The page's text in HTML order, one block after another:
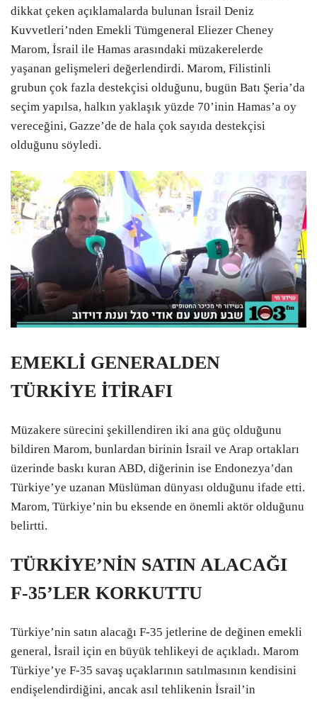
dikkat çeken açıklamalarda bulunan İsrail Deniz
Kuvvetleri’nden Emekli Tümgeneral Eliezer Cheney
Marom, İsrail ile Hamas arasındaki müzakerelerde
yaşanan gelişmeleri değerlendirdi. Marom, Filistinli
grubun çok fazla destekçisi olduğunu, bugün Batı Şeria’da
seçim yapılsa, halkın yaklaşık yüzde 70’inin Hamas’a oy
vereceğini, Gazze’de de hala çok sayıda destekçisi
olduğunu söyledi.
EMEKLİ GENERALDEN
TÜRKİYE İTİRAFI
Müzakere sürecini şekillendiren iki ana güç olduğunu
bildiren Marom, bunlardan birinin İsrail ve Arap ortakları
üzerinde baskı kuran ABD, diğerinin ise Endonezya’dan
Türkiye’ye uzanan Müslüman dünyası olduğunu ifade etti.
Marom, Türkiye’nin bu eksende en önemli aktör olduğunu
belirtti.
TÜRKİYE’NİN SATIN ALACAĞI
F-35’LER KORKUTTU
Türkiye’nin satın alacağı F-35 jetlerine de değinen emekli
general, İsrail için en büyük tehlikeyi de açıkladı. Marom
Türkiye’ye F-35 savaş uçaklarının satılmasının kendisini
endişelendirdiğini, ancak asıl tehlikenin İsrail’in